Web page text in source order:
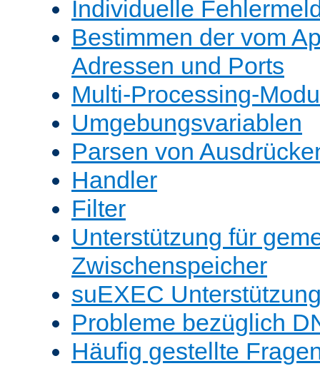
Individuelle
Bestimmen der vom
Adressen und Ports
Multi-Processing-
Umgebungsvariablen
Parsen von
Handler
Filter
Unterstützung für
Zwischenspeicher
suEXEC
Probleme bezüglich
Häufig gestellte